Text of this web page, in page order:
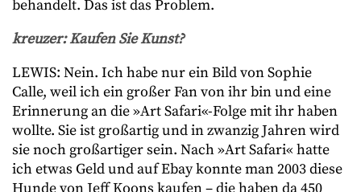
behandelt. Das ist das Problem.
kreuzer: Kaufen Sie Kunst?
LEWIS: Nein. Ich habe nur ein Bild von Sophie
Calle, weil ich ein großer Fan von ihr bin und eine
Erinnerung an die »Art Safari«-Folge mit ihr haben
wollte. Sie ist großartig und in zwanzig Jahren wird
sie noch großartiger sein. Nach »Art Safari« hatte
ich etwas Geld und auf Ebay konnte man 2003 diese